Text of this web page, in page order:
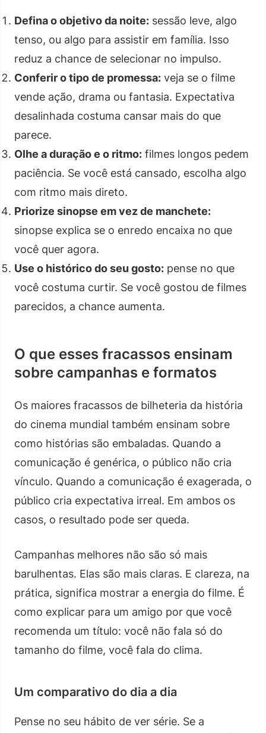
Defina o objetivo da noite: sessão leve, algo
tenso, ou algo para assistir em família. Isso
reduz a chance de selecionar no impulso.
Conferir o tipo de promessa: veja se o filme
vende ação, drama ou fantasia. Expectativa
desalinhada costuma cansar mais do que
parece.
Olhe a duração e o ritmo: filmes longos pedem
paciência. Se você está cansado, escolha algo
com ritmo mais direto.
Priorize sinopse em vez de manchete:
sinopse explica se o enredo encaixa no que
você quer agora.
Use o histórico do seu gosto: pense no que
você costuma curtir. Se você gostou de filmes
parecidos, a chance aumenta.
O que esses fracassos ensinam
sobre campanhas e formatos
Os maiores fracassos de bilheteria da história
do cinema mundial também ensinam sobre
como histórias são embaladas. Quando a
comunicação é genérica, o público não cria
vínculo. Quando a comunicação é exagerada, o
público cria expectativa irreal. Em ambos os
casos, o resultado pode ser queda.
Campanhas melhores não são só mais
barulhentas. Elas são mais claras. E clareza, na
prática, significa mostrar a energia do filme. É
como explicar para um amigo por que você
recomenda um título: você não fala só do
tamanho do filme, você fala do clima.
Um comparativo do dia a dia
Pense no seu hábito de ver série. Se a